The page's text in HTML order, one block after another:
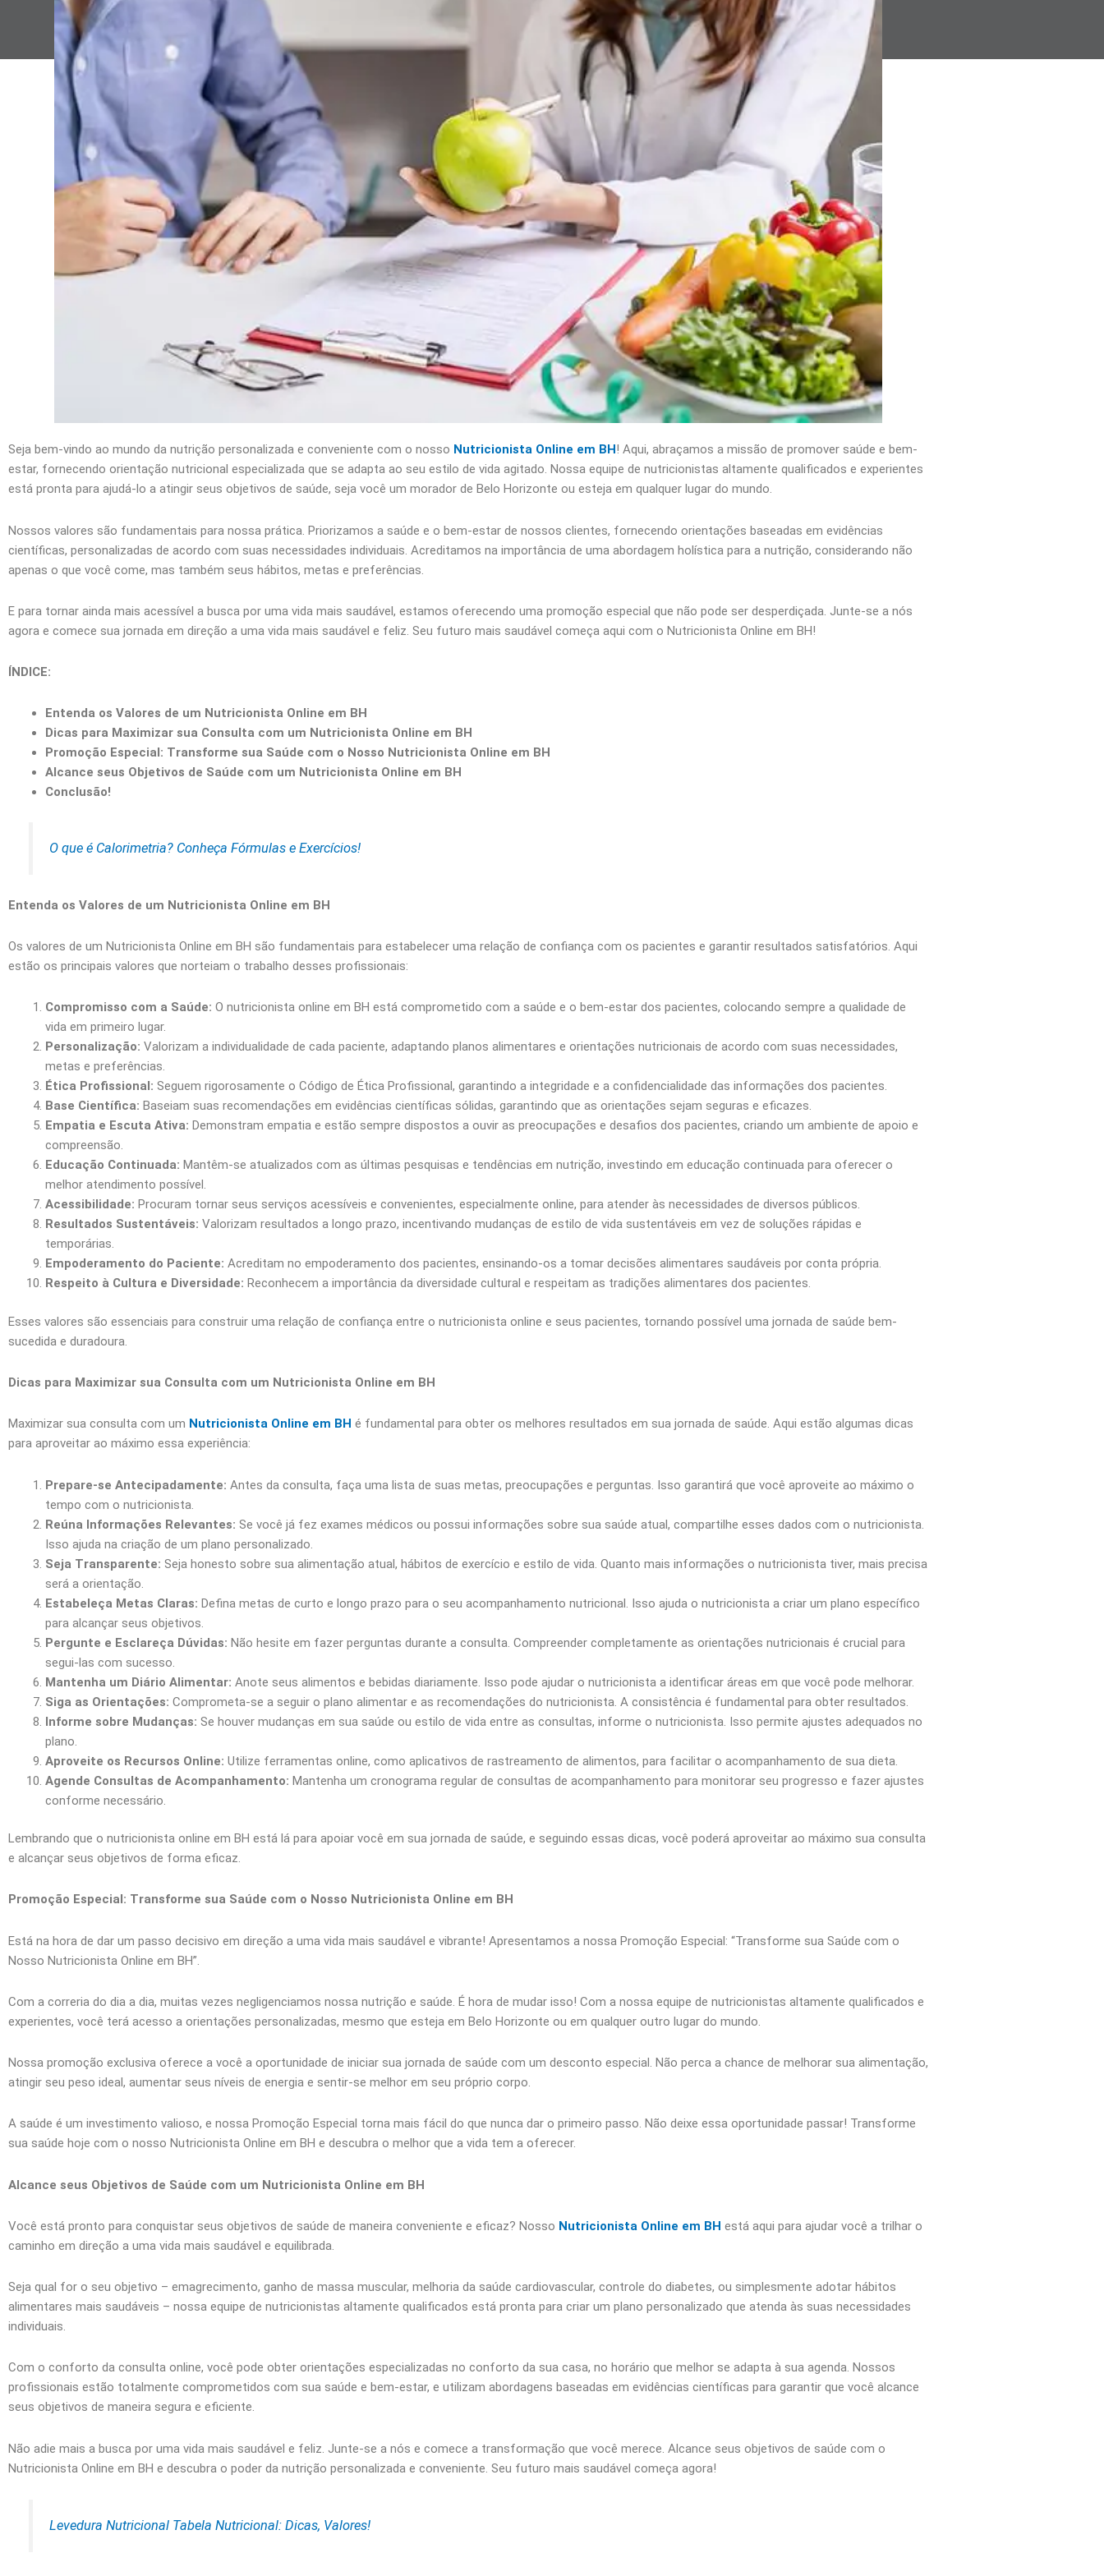
Seja bem-vindo ao mundo da nutrição personalizada e conveniente com o nosso Nutricionista Online em BH ! Aqui, abraçamos a missão de promover saúde e bem-
estar, fornecendo orientação nutricional especializada que se adapta ao seu estilo de vida agitado. Nossa equipe de nutricionistas altamente qualificados e experientes
está pronta para ajudá-lo a atingir seus objetivos de saúde, seja você um morador de Belo Horizonte ou esteja em qualquer lugar do mundo.
Nossos valores são fundamentais para nossa prática. Priorizamos a saúde e o bem-estar de nossos clientes, fornecendo orientações baseadas em evidências
científicas, personalizadas de acordo com suas necessidades individuais. Acreditamos na importância de uma abordagem holística para a nutrição, considerando não
apenas o que você come, mas também seus hábitos, metas e preferências.
E para tornar ainda mais acessível a busca por uma vida mais saudável, estamos oferecendo uma promoção especial que não pode ser desperdiçada. Junte-se a nós
agora e comece sua jornada em direção a uma vida mais saudável e feliz. Seu futuro mais saudável começa aqui com o Nutricionista Online em BH!
ÍNDICE:
Entenda os Valores de um Nutricionista Online em BH
Dicas para Maximizar sua Consulta com um Nutricionista Online em BH
Promoção Especial: Transforme sua Saúde com o Nosso Nutricionista Online em BH
Alcance seus Objetivos de Saúde com um Nutricionista Online em BH
Conclusão!
O que é Calorimetria? Conheça Fórmulas e Exercícios!
Entenda os Valores de um Nutricionista Online em BH
Os valores de um Nutricionista Online em BH são fundamentais para estabelecer uma relação de confiança com os pacientes e garantir resultados satisfatórios. Aqui
estão os principais valores que norteiam o trabalho desses profissionais:
Compromisso com a Saúde: O nutricionista online em BH está comprometido com a saúde e o bem-estar dos pacientes, colocando sempre a qualidade de
vida em primeiro lugar.
Personalização: Valorizam a individualidade de cada paciente, adaptando planos alimentares e orientações nutricionais de acordo com suas necessidades,
metas e preferências.
Ética Profissional: Seguem rigorosamente o Código de Ética Profissional, garantindo a integridade e a confidencialidade das informações dos pacientes.
Base Científica: Baseiam suas recomendações em evidências científicas sólidas, garantindo que as orientações sejam seguras e eficazes.
Empatia e Escuta Ativa: Demonstram empatia e estão sempre dispostos a ouvir as preocupações e desafios dos pacientes, criando um ambiente de apoio e
compreensão.
Educação Continuada: Mantêm-se atualizados com as últimas pesquisas e tendências em nutrição, investindo em educação continuada para oferecer o
melhor atendimento possível.
Acessibilidade: Procuram tornar seus serviços acessíveis e convenientes, especialmente online, para atender às necessidades de diversos públicos.
Resultados Sustentáveis: Valorizam resultados a longo prazo, incentivando mudanças de estilo de vida sustentáveis em vez de soluções rápidas e
temporárias.
Empoderamento do Paciente: Acreditam no empoderamento dos pacientes, ensinando-os a tomar decisões alimentares saudáveis por conta própria.
Respeito à Cultura e Diversidade: Reconhecem a importância da diversidade cultural e respeitam as tradições alimentares dos pacientes.
Esses valores são essenciais para construir uma relação de confiança entre o nutricionista online e seus pacientes, tornando possível uma jornada de saúde bem-
sucedida e duradoura.
Dicas para Maximizar sua Consulta com um Nutricionista Online em BH
Maximizar sua consulta com um Nutricionista Online em BH é fundamental para obter os melhores resultados em sua jornada de saúde. Aqui estão algumas dicas
para aproveitar ao máximo essa experiência:
Prepare-se Antecipadamente: Antes da consulta, faça uma lista de suas metas, preocupações e perguntas. Isso garantirá que você aproveite ao máximo o
tempo com o nutricionista.
Reúna Informações Relevantes: Se você já fez exames médicos ou possui informações sobre sua saúde atual, compartilhe esses dados com o nutricionista.
Isso ajuda na criação de um plano personalizado.
Seja Transparente: Seja honesto sobre sua alimentação atual, hábitos de exercício e estilo de vida. Quanto mais informações o nutricionista tiver, mais precisa
será a orientação.
Estabeleça Metas Claras: Defina metas de curto e longo prazo para o seu acompanhamento nutricional. Isso ajuda o nutricionista a criar um plano específico
para alcançar seus objetivos.
Pergunte e Esclareça Dúvidas: Não hesite em fazer perguntas durante a consulta. Compreender completamente as orientações nutricionais é crucial para
segui-las com sucesso.
Mantenha um Diário Alimentar: Anote seus alimentos e bebidas diariamente. Isso pode ajudar o nutricionista a identificar áreas em que você pode melhorar.
Siga as Orientações: Comprometa-se a seguir o plano alimentar e as recomendações do nutricionista. A consistência é fundamental para obter resultados.
Informe sobre Mudanças: Se houver mudanças em sua saúde ou estilo de vida entre as consultas, informe o nutricionista. Isso permite ajustes adequados no
plano.
Aproveite os Recursos Online: Utilize ferramentas online, como aplicativos de rastreamento de alimentos, para facilitar o acompanhamento de sua dieta.
Agende Consultas de Acompanhamento: Mantenha um cronograma regular de consultas de acompanhamento para monitorar seu progresso e fazer ajustes
conforme necessário.
Lembrando que o nutricionista online em BH está lá para apoiar você em sua jornada de saúde, e seguindo essas dicas, você poderá aproveitar ao máximo sua consulta
e alcançar seus objetivos de forma eficaz.
Promoção Especial: Transforme sua Saúde com o Nosso Nutricionista Online em BH
Está na hora de dar um passo decisivo em direção a uma vida mais saudável e vibrante! Apresentamos a nossa Promoção Especial: “Transforme sua Saúde com o
Nosso Nutricionista Online em BH”.
Com a correria do dia a dia, muitas vezes negligenciamos nossa nutrição e saúde. É hora de mudar isso! Com a nossa equipe de nutricionistas altamente qualificados e
experientes, você terá acesso a orientações personalizadas, mesmo que esteja em Belo Horizonte ou em qualquer outro lugar do mundo.
Nossa promoção exclusiva oferece a você a oportunidade de iniciar sua jornada de saúde com um desconto especial. Não perca a chance de melhorar sua alimentação,
atingir seu peso ideal, aumentar seus níveis de energia e sentir-se melhor em seu próprio corpo.
A saúde é um investimento valioso, e nossa Promoção Especial torna mais fácil do que nunca dar o primeiro passo. Não deixe essa oportunidade passar! Transforme
sua saúde hoje com o nosso Nutricionista Online em BH e descubra o melhor que a vida tem a oferecer.
Alcance seus Objetivos de Saúde com um Nutricionista Online em BH
Você está pronto para conquistar seus objetivos de saúde de maneira conveniente e eficaz? Nosso Nutricionista Online em BH está aqui para ajudar você a trilhar o
caminho em direção a uma vida mais saudável e equilibrada.
Seja qual for o seu objetivo – emagrecimento, ganho de massa muscular, melhoria da saúde cardiovascular, controle do diabetes, ou simplesmente adotar hábitos
alimentares mais saudáveis – nossa equipe de nutricionistas altamente qualificados está pronta para criar um plano personalizado que atenda às suas necessidades
individuais.
Com o conforto da consulta online, você pode obter orientações especializadas no conforto da sua casa, no horário que melhor se adapta à sua agenda. Nossos
profissionais estão totalmente comprometidos com sua saúde e bem-estar, e utilizam abordagens baseadas em evidências científicas para garantir que você alcance
seus objetivos de maneira segura e eficiente.
Não adie mais a busca por uma vida mais saudável e feliz. Junte-se a nós e comece a transformação que você merece. Alcance seus objetivos de saúde com o
Nutricionista Online em BH e descubra o poder da nutrição personalizada e conveniente. Seu futuro mais saudável começa agora!
Levedura Nutricional Tabela Nutricional: Dicas, Valores!